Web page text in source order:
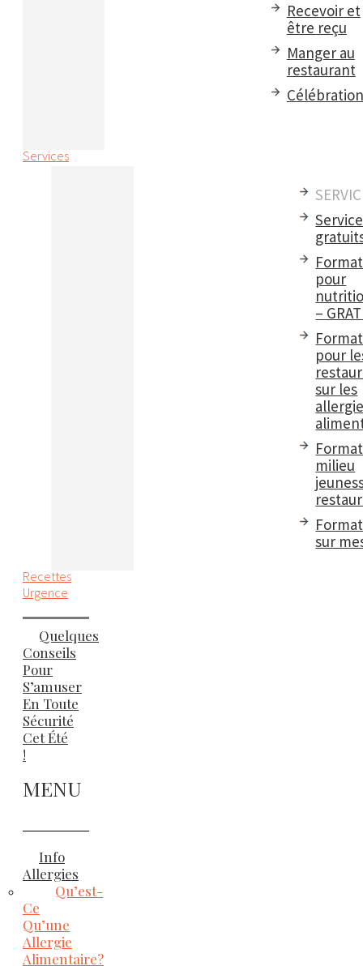
Recevoir et
être reçu
Manger au
restaurant
Services
pour
–
pour
sur les
milieu
sur
Recettes
Urgence
Quelques
Conseils
Pour
S’amuser
En Toute
Sécurité
Cet Été
!
MENU
Info
Allergies
Qu’est-
Ce
Qu’une
Allergie
Alimentaire?